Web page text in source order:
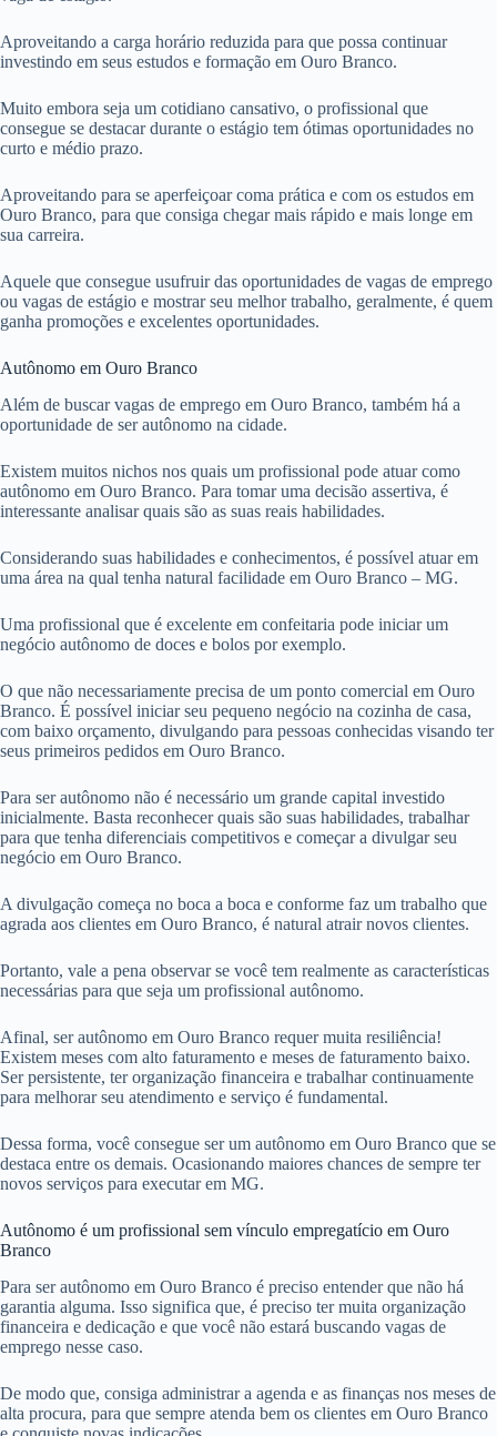
Aproveitando a carga horário reduzida para que possa continuar
investindo em seus estudos e formação em Ouro Branco.
Muito embora seja um cotidiano cansativo, o profissional que
consegue se destacar durante o estágio tem ótimas oportunidades no
curto e médio prazo.
Aproveitando para se aperfeiçoar coma prática e com os estudos em
Ouro Branco, para que consiga chegar mais rápido e mais longe em
sua carreira.
Aquele que consegue usufruir das oportunidades de vagas de emprego
ou vagas de estágio e mostrar seu melhor trabalho, geralmente, é quem
ganha promoções e excelentes oportunidades.
Autônomo em Ouro Branco
Além de buscar vagas de emprego em Ouro Branco, também há a
oportunidade de ser autônomo na cidade.
Existem muitos nichos nos quais um profissional pode atuar como
autônomo em Ouro Branco. Para tomar uma decisão assertiva, é
interessante analisar quais são as suas reais habilidades.
Considerando suas habilidades e conhecimentos, é possível atuar em
uma área na qual tenha natural facilidade em Ouro Branco – MG.
Uma profissional que é excelente em confeitaria pode iniciar um
negócio autônomo de doces e bolos por exemplo.
O que não necessariamente precisa de um ponto comercial em Ouro
Branco. É possível iniciar seu pequeno negócio na cozinha de casa,
com baixo orçamento, divulgando para pessoas conhecidas visando ter
seus primeiros pedidos em Ouro Branco.
Para ser autônomo não é necessário um grande capital investido
inicialmente. Basta reconhecer quais são suas habilidades, trabalhar
para que tenha diferenciais competitivos e começar a divulgar seu
negócio em Ouro Branco.
A divulgação começa no boca a boca e conforme faz um trabalho que
agrada aos clientes em Ouro Branco, é natural atrair novos clientes.
Portanto, vale a pena observar se você tem realmente as características
necessárias para que seja um profissional autônomo.
Afinal, ser autônomo em Ouro Branco requer muita resiliência!
Existem meses com alto faturamento e meses de faturamento baixo.
Ser persistente, ter organização financeira e trabalhar continuamente
para melhorar seu atendimento e serviço é fundamental.
Dessa forma, você consegue ser um autônomo em Ouro Branco que se
destaca entre os demais. Ocasionando maiores chances de sempre ter
novos serviços para executar em MG.
Autônomo é um profissional sem vínculo empregatício em Ouro
Branco
Para ser autônomo em Ouro Branco é preciso entender que não há
garantia alguma. Isso significa que, é preciso ter muita organização
financeira e dedicação e que você não estará buscando vagas de
emprego nesse caso.
De modo que, consiga administrar a agenda e as finanças nos meses de
alta procura, para que sempre atenda bem os clientes em Ouro Branco